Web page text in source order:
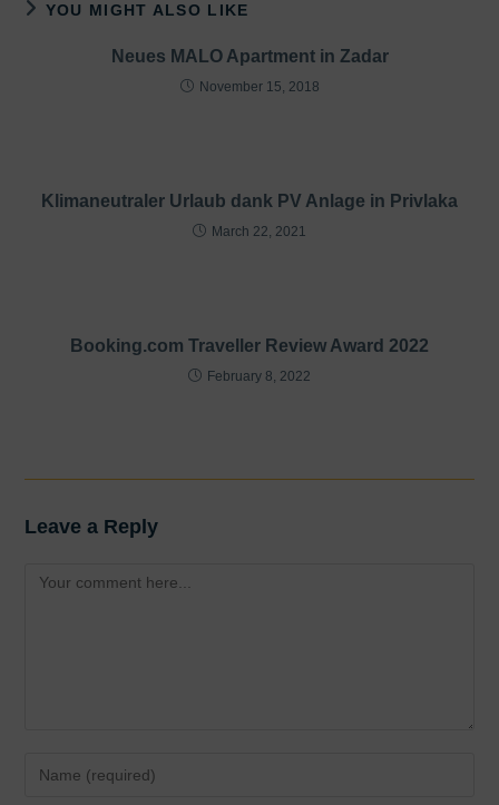
YOU MIGHT ALSO LIKE
Neues MALO Apartment in Zadar
November 15, 2018
Klimaneutraler Urlaub dank PV Anlage in Privlaka
March 22, 2021
Booking.com Traveller Review Award 2022
February 8, 2022
Leave a Reply
Comment